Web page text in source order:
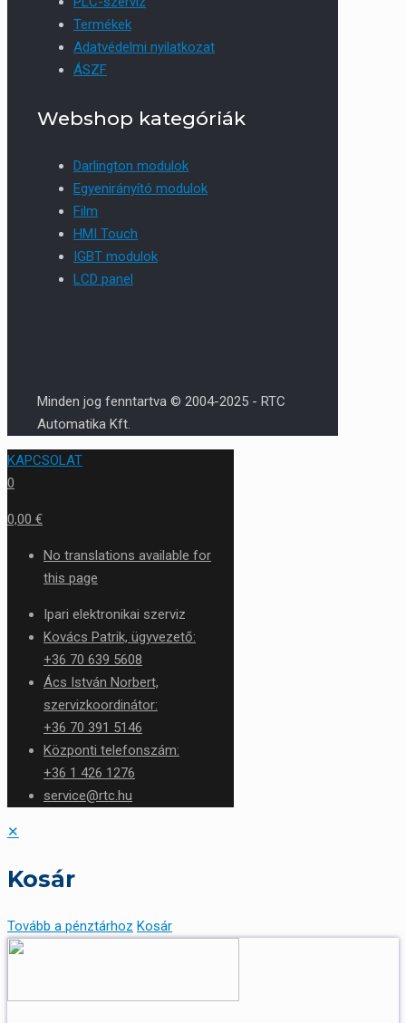
Termékek
Adatvédelmi nyilatkozat
ÁSZF
Webshop kategóriák
Darlington modulok
Egyenirányító modulok
Film
HMI Touch
IGBT modulok
LCD panel
Minden jog fenntartva © 2004-2025 - RTC
Automatika Kft.
KAPCSOLAT
0
0,00 €
No translations available for
this page
Ipari elektronikai szerviz
Kovács Patrik, ügyvezető:
+36 70 639 5608
Ács István Norbert,
szervizkoordinátor:
+36 70 391 5146
Központi telefonszám:
+36 1 426 1276
service@rtc.hu
✕
Kosár
Tovább a pénztárhoz Kosár